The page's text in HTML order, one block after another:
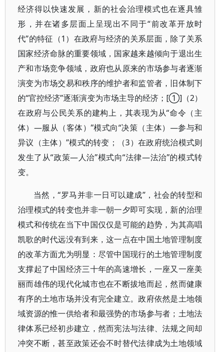
经济得以快速发展，新的社会治理模式也在逐具雏
形，并在诸多层面上呈现出不同于“前改革开放时
代”的特征（1）在政府与经济的关系层面，除了关系
国家经济命脉的重要领域，国家越来越倾向于退出生
产和市场竞争领域，政府也从原来的市场参与者逐渐
演变为市场交易和秩序的维护者和监管者，旧体制下
的“官控经济”逐渐演变为市场主导的经济；[①]（2）
在政府与公民关系的建构上，其表现为从“命令（主
体）—服从（客体）”模式向“决策（主体）—参与和
异议（主体）”模式的转变；（3）在政府统治模式则
发生了从“政策—人治”模式向“法律—法治”的模式转
变。
当然，“罗马并非一日可以建成”，社会的转型和
治理模式的转变也并非一朝一夕即可实现，新的治理
模式和传统在当下中国仅仅是可能的趋势，为其高唱
凯歌的时代远没有到来，这一点在中国土地管理制度
的改革方面尤为明显：尽管中国现行的土地管理制度
支撑起了中国经济三十年的高速增长，一座又一座美
丽而雄伟的现代化城市也在不断拔地而起，然而健康
有序的土地市场并没有完全建立。政府依然是土地领
域资源的惟一供给者和最强势的市场参与者；土地法
律体系已经初步建立，然而宪法与法律、法规之间却
冲突不断，甚至政策还会不时替代法律成为土地领域